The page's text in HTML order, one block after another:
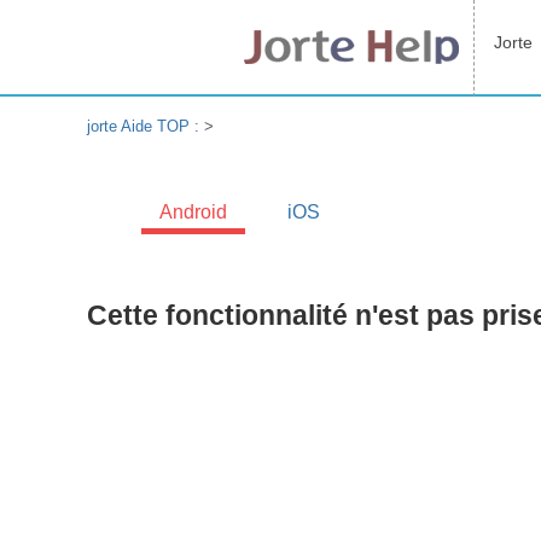
Jorte
jorte Aide TOP : >
Android iOS
Cette fonctionnalité n'est pas